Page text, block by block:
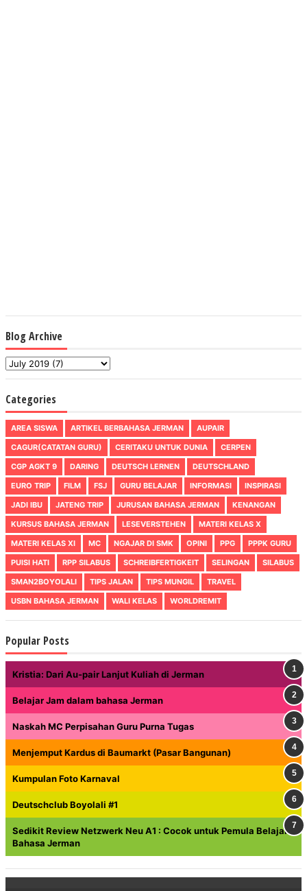
Blog Archive
Categories
AREA SISWA ARTIKEL BERBAHASA JERMAN
AUPAIR
CAGUR(CATATAN GURU)
CERITAKU UNTUK DUNIA
CERPEN
CGP AGKT 9
DARING DEUTSCH LERNEN
DEUTSCHLAND
EURO TRIP
FILM FSJ GURU BELAJAR INFORMASI
INSPIRASI
JADI IBU
JATENG TRIP JURUSAN BAHASA JERMAN
KENANGAN
KURSUS BAHASA JERMAN
LESEVERSTEHEN
MATERI KELAS X
MATERI KELAS XI
MC NGAJAR DI SMK OPINI PPG
PPPK GURU
PUISI HATI
RPP SILABUS SCHREIBFERTIGKEIT SELINGAN
SILABUS
SMAN2BOYOLALI
TIPS JALAN TIPS MUNGIL
TRAVEL
USBN BAHASA JERMAN
WALI KELAS WORLDREMIT
Popular Posts
Kristia: Dari Au-pair Lanjut Kuliah di Jerman
Belajar Jam dalam bahasa Jerman
Naskah MC Perpisahan Guru Purna Tugas
Menjemput Kardus di Baumarkt (Pasar Bangunan)
Kumpulan Foto Karnaval
Deutschclub Boyolali #1
Sedikit Review Netzwerk Neu A1 : Cocok untuk Pemula Belajar
Bahasa Jerman